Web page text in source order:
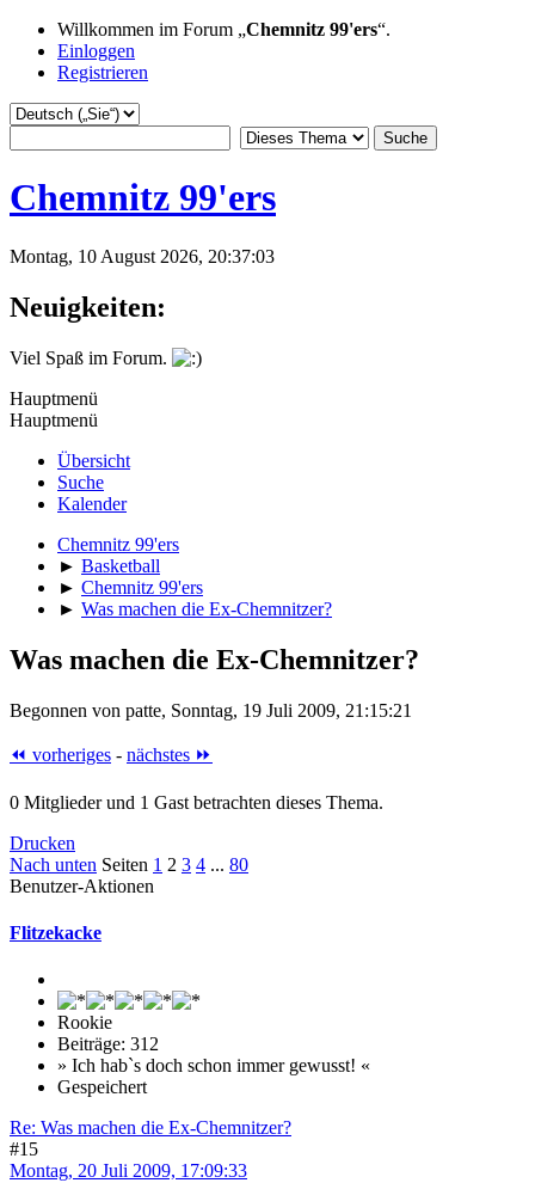
Willkommen im Forum „Chemnitz 99'ers“.
Einloggen
Registrieren
Chemnitz 99'ers
Montag, 10 August 2026, 20:37:03
Neuigkeiten:
Viel Spaß im Forum.
Hauptmenü
Hauptmenü
Übersicht
Suche
Kalender
Chemnitz 99'ers
► Basketball
► Chemnitz 99'ers
► Was machen die Ex-Chemnitzer?
Was machen die Ex-Chemnitzer?
Begonnen von patte, Sonntag, 19 Juli 2009, 21:15:21
⏪ vorheriges - nächstes ⏩
0 Mitglieder und 1 Gast betrachten dieses Thema.
Drucken
Nach unten Seiten 1 2 3 4 ... 80
Benutzer-Aktionen
Flitzekacke
Rookie
Beiträge: 312
» Ich hab`s doch schon immer gewusst! «
Gespeichert
Re: Was machen die Ex-Chemnitzer?
#15
Montag, 20 Juli 2009, 17:09:33